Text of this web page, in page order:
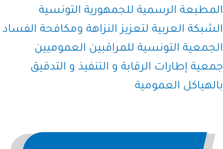
المطبعة الرسمية للجمهورية التونسية
الشبكة العربية لتعزيز النزاهة ومكافحة الفساد
الجمعية التونسية للمراقبين العموميين
جمعية إطارات الرقابة و التنفيذ و التدقيق
بالهياكل العمومية